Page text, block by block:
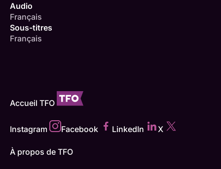
Audio
Français
Sous-titres
Français
Accueil TFO
Instagram Facebook LinkedIn X
À propos de TFO